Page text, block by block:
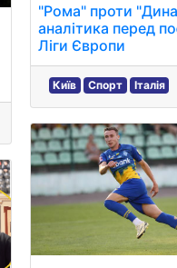
"Рома" проти
аналітика перед
Ліги Європи
Київ Спорт Італія